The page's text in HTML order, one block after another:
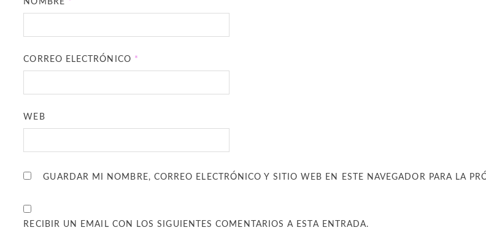
CORREO ELECTRÓNICO *
WEB
GUARDAR MI NOMBRE, CORREO ELECTRÓNICO Y SITIO WEB EN ESTE NAVEGADOR PARA LA
RECIBIR UN EMAIL CON LOS SIGUIENTES COMENTARIOS A ESTA ENTRADA.